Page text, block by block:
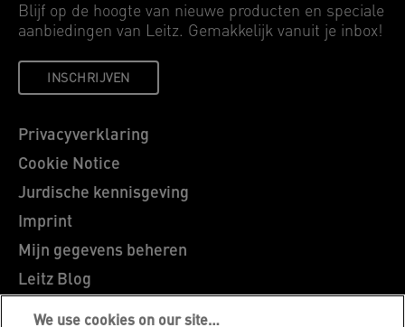
Blijf op de hoogte van nieuwe producten en speciale
aanbiedingen van Leitz. Gemakkelijk vanuit je inbox!
INSCHRIJVEN
Privacyverklaring
Cookie Notice
Jurdische kennisgeving
Imprint
Mijn gegevens beheren
Leitz Blog
Vacatures
We use cookies on our site…